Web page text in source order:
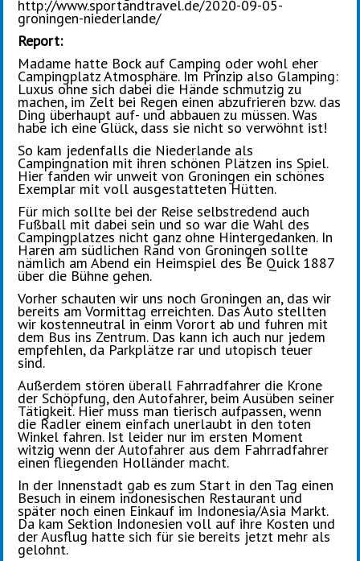
http://www.sportandtravel.de/2020-09-05-
groningen-niederlande/
Report:
Madame hatte Bock auf Camping oder wohl eher
Campingplatz Atmosphäre. Im Prinzip also Glamping:
Luxus ohne sich dabei die Hände schmutzig zu
machen, im Zelt bei Regen einen abzufrieren bzw. das
Ding überhaupt auf- und abbauen zu müssen. Was
habe ich eine Glück, dass sie nicht so verwöhnt ist!
So kam jedenfalls die Niederlande als
Campingnation mit ihren schönen Plätzen ins Spiel.
Hier fanden wir unweit von Groningen ein schönes
Exemplar mit voll ausgestatteten Hütten.
Für mich sollte bei der Reise selbstredend auch
Fußball mit dabei sein und so war die Wahl des
Campingplatzes nicht ganz ohne Hintergedanken. In
Haren am südlichen Rand von Groningen sollte
nämlich am Abend ein Heimspiel des Be Quick 1887
über die Bühne gehen.
Vorher schauten wir uns noch Groningen an, das wir
bereits am Vormittag erreichten. Das Auto stellten
wir kostenneutral in einm Vorort ab und fuhren mit
dem Bus ins Zentrum. Das kann ich auch nur jedem
empfehlen, da Parkplätze rar und utopisch teuer
sind.
Außerdem stören überall Fahrradfahrer die Krone
der Schöpfung, den Autofahrer, beim Ausüben seiner
Tätigkeit. Hier muss man tierisch aufpassen, wenn
die Radler einem einfach unerlaubt in den toten
Winkel fahren. Ist leider nur im ersten Moment
witzig wenn der Autofahrer aus dem Fahrradfahrer
einen fliegenden Holländer macht.
In der Innenstadt gab es zum Start in den Tag einen
Besuch in einem indonesischen Restaurant und
später noch einen Einkauf im Indonesia/Asia Markt.
Da kam Sektion Indonesien voll auf ihre Kosten und
der Ausflug hatte sich für sie bereits jetzt mehr als
gelohnt.